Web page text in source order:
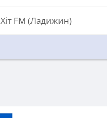
Хіт FM (Ладижин)